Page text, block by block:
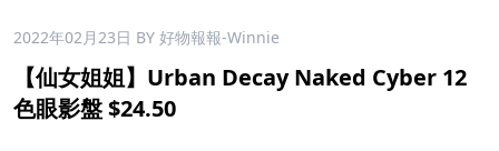
2022年02月23日 BY 好物報報-Winnie
【仙女姐姐】Urban Decay Naked Cyber 12
色眼影盤 $24.50